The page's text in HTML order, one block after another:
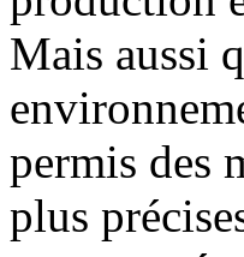
Mais aussi
permis des
plus